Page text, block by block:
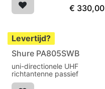
€ 330,00
Levertijd?
Shure PA805SWB
uni-directionele UHF
richtantenne passief